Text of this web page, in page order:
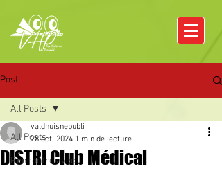
Post
All Posts
Rencontre avec
All Posts
DISTRI Club Médical
valdhuisnepubli
28 oct. 2024 1 min de lecture